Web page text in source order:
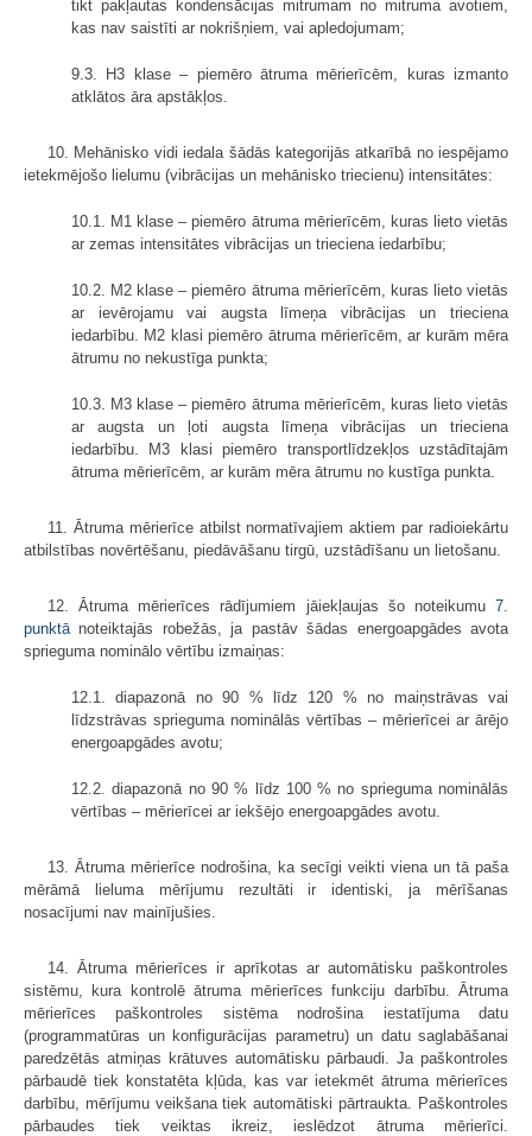
tikt pakļautas kondensācijas mitrumam no mitruma avotiem,
kas nav saistīti ar nokrišņiem, vai apledojumam;
9.3. H3 klase – piemēro ātruma mērierīcēm, kuras izmanto
atklātos āra apstākļos.
10. Mehānisko vidi iedala šādās kategorijās atkarībā no iespējamo
ietekmējošo lielumu (vibrācijas un mehānisko triecienu) intensitātes:
10.1. M1 klase – piemēro ātruma mērierīcēm, kuras lieto vietās
ar zemas intensitātes vibrācijas un trieciena iedarbību;
10.2. M2 klase – piemēro ātruma mērierīcēm, kuras lieto vietās
ar ievērojamu vai augsta līmeņa vibrācijas un trieciena
iedarbību. M2 klasi piemēro ātruma mērierīcēm, ar kurām mēra
ātrumu no nekustīga punkta;
10.3. M3 klase – piemēro ātruma mērierīcēm, kuras lieto vietās
ar augsta un ļoti augsta līmeņa vibrācijas un trieciena
iedarbību. M3 klasi piemēro transportlīdzekļos uzstādītajām
ātruma mērierīcēm, ar kurām mēra ātrumu no kustīga punkta.
11. Ātruma mērierīce atbilst normatīvajiem aktiem par radioiekārtu
atbilstības novērtēšanu, piedāvāšanu tirgū, uzstādīšanu un lietošanu.
12. Ātruma mērierīces rādījumiem jāiekļaujas šo noteikumu 7.
punktā noteiktajās robežās, ja pastāv šādas energoapgādes avota
sprieguma nominālo vērtību izmaiņas:
12.1. diapazonā no 90 % līdz 120 % no maiņstrāvas vai
līdzstrāvas sprieguma nominālās vērtības – mērierīcei ar ārējo
energoapgādes avotu;
12.2. diapazonā no 90 % līdz 100 % no sprieguma nominālās
vērtības – mērierīcei ar iekšējo energoapgādes avotu.
13. Ātruma mērierīce nodrošina, ka secīgi veikti viena un tā paša
mērāmā lieluma mērījumu rezultāti ir identiski, ja mērīšanas
nosacījumi nav mainījušies.
14. Ātruma mērierīces ir aprīkotas ar automātisku paškontroles
sistēmu, kura kontrolē ātruma mērierīces funkciju darbību. Ātruma
mērierīces paškontroles sistēma nodrošina iestatījuma datu
(programmatūras un konfigurācijas parametru) un datu saglabāšanai
paredzētās atmiņas krātuves automātisku pārbaudi. Ja paškontroles
pārbaudē tiek konstatēta kļūda, kas var ietekmēt ātruma mērierīces
darbību, mērījumu veikšana tiek automātiski pārtraukta. Paškontroles
pārbaudes tiek veiktas ikreiz, ieslēdzot ātruma mērierīci.